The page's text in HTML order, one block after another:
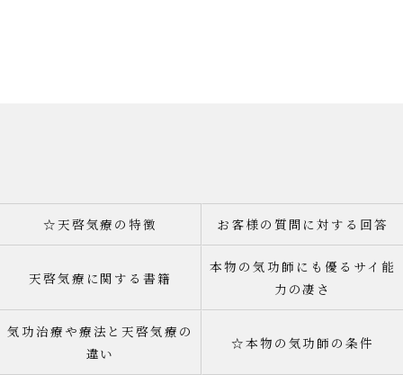
☆天啓気療の特徴 お客様の質問に対する回答
天啓気療に関する書籍
本物の気功師にも優るサイ能
力の凄さ
気功治療や療法と天啓気療の
違い
☆本物の気功師の条件